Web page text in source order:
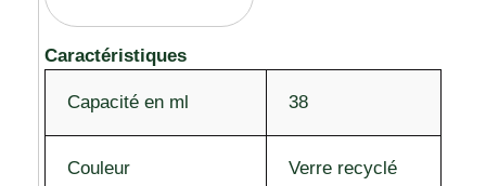
Caractéristiques
Capacité en ml 38
Couleur Verre recyclé